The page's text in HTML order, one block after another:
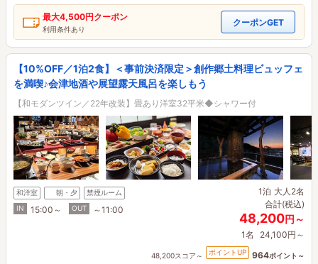
最大4,500円クーポン
利用条件あり
クーポンGET
【10%OFF／1泊2食】＜事前決済限定＞創作郷土料理ビュッフェ
を満喫♪会津地酒や展望露天風呂を楽しもう
【和モダンツイン／22年改装】畳あり洋室32平米◆シャワー付
和洋室 朝・夕
禁煙ルーム
IN
15:00～ OUT ～11:00
1泊 大人2名
合計(税込)
48,200円～
1名 24,100円～
48,200スコア～ ポイントUP 964ポイント～